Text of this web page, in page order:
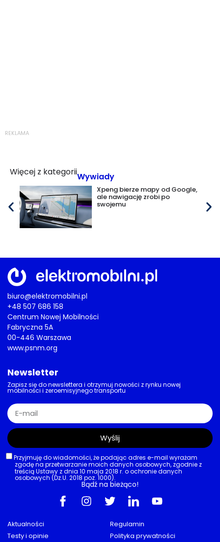
REKLAMA
Więcej z kategoriiWywiady
Xpeng bierze mapy od Google,
ale nawigację zrobi po
swojemu
biuro@elektromobilni.pl
+48 507 686 158
Centrum Nowej Mobilności
Fabryczna 5A
00-446 Warszawa
www.psnm.org
Aktualności
Testy i opinie
Regulamin
Polityka prywatności
Newsletter
Zapisz się do newslettera i otrzymuj nowości z rynku nowej
mobilności i zeroemisyjnego transportu
Przyjmuję do wiadomości, że podając adres e-mail wyrażam
zgodę na przetwarzanie moich danych osobowych, zgodnie z
treścią Ustawy z dnia 10 maja 2018 r. o ochronie danych
osobowych (Dz.U. 2018 poz. 1000).
Wyślij
Bądź na bieżąco!